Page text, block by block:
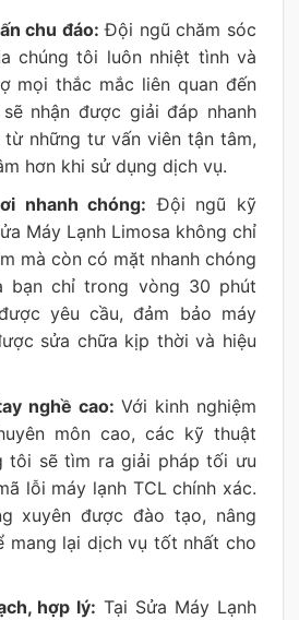
chu đáo: Đội ngũ chăm sóc
chúng tôi luôn nhiệt tình và
mọi thắc mắc liên quan đến
nhận được giải đáp nhanh
những tư vấn viên tận tâm,
hơn khi sử dụng dịch vụ.
nhanh chóng: Đội ngũ kỹ
Máy Lạnh Limosa không chỉ
mà còn có mặt nhanh chóng
bạn chỉ trong vòng 30 phút
yêu cầu, đảm bảo máy
sửa chữa kịp thời và hiệu
nghề cao: Với kinh nghiệm
môn cao, các kỹ thuật
tôi sẽ tìm ra giải pháp tối ưu
lỗi máy lạnh TCL chính xác.
xuyên được đào tạo, nâng
mang lại dịch vụ tốt nhất cho
hợp lý: Tại Sửa Máy Lạnh